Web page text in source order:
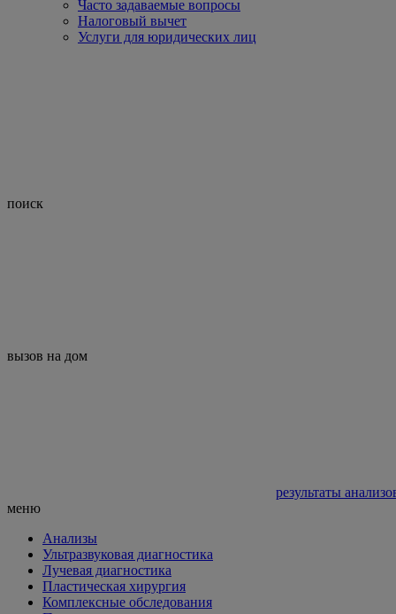
Часто задаваемые вопросы
Налоговый вычет
Услуги для юридических лиц
поиск
вызов на дом
результаты
меню
Анализы
Ультразвуковая диагностика
Лучевая диагностика
Пластическая хирургия
Комплексные обследования